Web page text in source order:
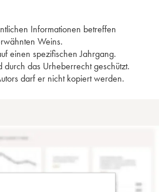
Informationen betreffen
Weins.
einen spezifischen Jahrgang.
durch das Urheberrecht geschützt.
darf er nicht kopiert werden.